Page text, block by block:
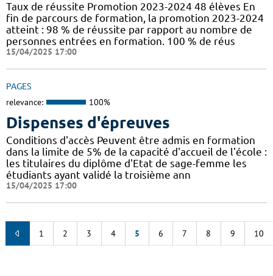
Taux de réussite Promotion 2023-2024 48 élèves En
fin de parcours de formation, la promotion 2023-2024
atteint : 98 % de réussite par rapport au nombre de
personnes entrées en formation. 100 % de réus
15/04/2025 17:00
PAGES
relevance: 100%
Dispenses d'épreuves
Conditions d'accès Peuvent être admis en formation
dans la limite de 5% de la capacité d'accueil de l'école :
les titulaires du diplôme d'Etat de sage-femme les
étudiants ayant validé la troisième ann
15/04/2025 17:00
1 2 3 4 5 6 7 8 9 10